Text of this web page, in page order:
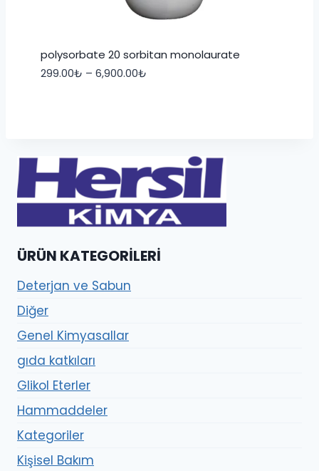
polysorbate 20 sorbitan monolaurate
299.00₺ – 6,900.00₺Fiyat
ÜRÜN KATEGORILERI
Deterjan ve Sabun
Diğer
Genel Kimyasallar
gıda katkıları
Glikol Eterler
Hammaddeler
Kategoriler
Kişisel Bakım